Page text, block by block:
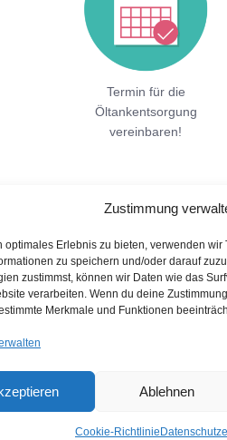
Zustimmung
optimales Erlebnis zu bieten, verwenden
zu speichern und/oder darauf
zustimmst, können wir Daten wie das
verarbeiten. Wenn du deine
Merkmale und Funktionen
Ablehnen
Cookie-Richtlinie
Termin für die
Öltankentsorgung
vereinbaren!